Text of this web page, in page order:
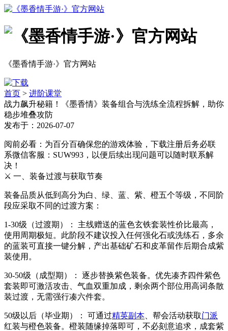
《墨香情手游·》官方网站
首页 > 进阶课堂
战力飙升秘籍！《墨香情》装备组合与洗练全流程拆解，助你
稳步堆叠攻防
发布于：2026-07-07
阅前必看：为百分百确保您的游戏体验，下载注册后务必联
系微信客服：SUW993，以便后续出现问题可以随时联系解
决！
⚔️ 一、装备过渡与获取节奏
装备品质从低到高分为白、绿、蓝、紫、橙五个等级，不同阶
段应采取不同的过渡方案：
1-30级（过渡期）： 主线赠送的蓝色玄铁套装性价比最高，
使用周期极短。此阶段不建议投入任何强化石或洗练石，多余
的蓝装可直接一键分解，产出基础矿石和皮革留作后期合成紫
装使用。
30-50级（成型期）： 逐步替换紫色装备。优先凑齐四件紫色
套装即可激活攻击、气血双重加成，剩余两个部位用高词条散
装过渡，无需强行凑六件套。
50级以后（毕业期）： 可通过精英副本 、帮会活动获取门派
红装与橙色装备。橙装随缘掉落即可，不必刻意追求，成套紫